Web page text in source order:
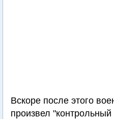
Вскоре после этого
произвел